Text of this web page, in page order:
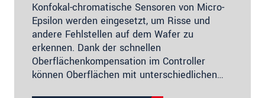
Konfokal-chromatische Sensoren von Micro-
Epsilon werden eingesetzt, um Risse und
andere Fehlstellen auf dem Wafer zu
erkennen. Dank der schnellen
Oberflächenkompensation im Controller
können Oberflächen mit unterschiedlichen…